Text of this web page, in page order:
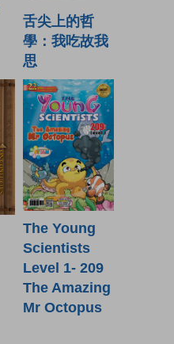
舌尖上的哲
學：我吃故我
思
The Young
Scientists
Level 1- 209
The Amazing
Mr Octopus